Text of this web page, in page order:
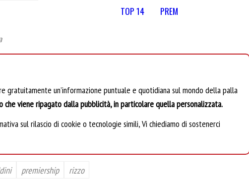
TOP 14 PREM
gratuitamente un’informazione puntuale e quotidiana sul mondo della palla
che viene ripagato dalla pubblicità, in particolare quella personalizzata.
sul rilascio di cookie o tecnologie simili, Vi chiediamo di sostenerci
premiership rizzo